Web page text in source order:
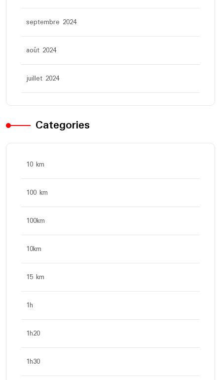
septembre 2024
août 2024
juillet 2024
Categories
10 km
100 km
100km
10km
15 km
1h
1h20
1h30